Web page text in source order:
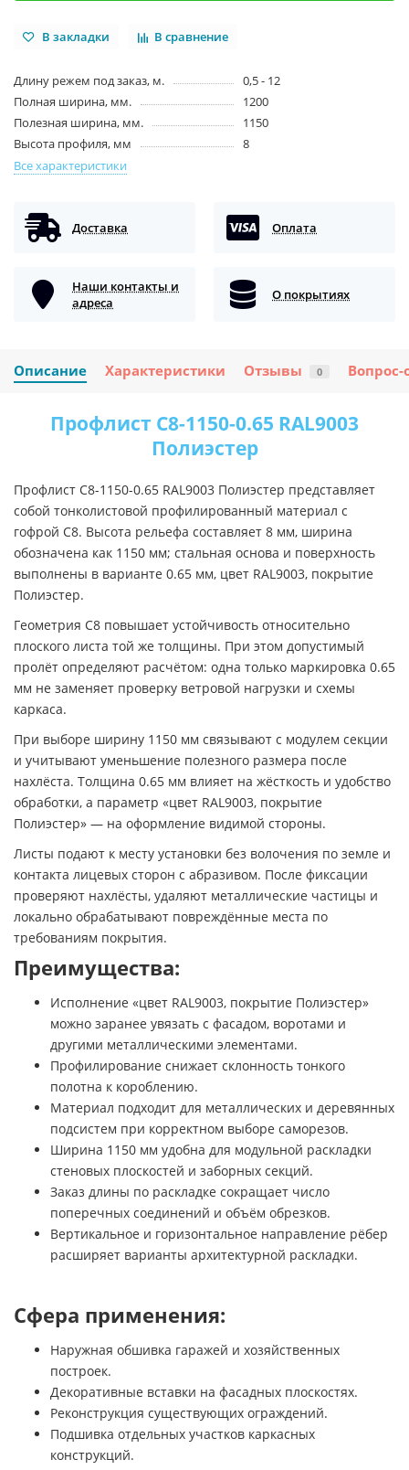
В закладки В сравнение
Длину режем под заказ, м.
0,5 - 12
Полная ширина, мм.
1200
Полезная ширина, мм.
1150
Высота профиля, мм
8
Все характеристики
Доставка Оплата
Наши контакты и
адреса
О покрытиях
Описание Характеристики Отзывы 0 Вопрос-
Профлист С8-1150-0.65 RAL9003
Полиэстер
Профлист С8-1150-0.65 RAL9003 Полиэстер представляет
собой тонколистовой профилированный материал с
гофрой С8. Высота рельефа составляет 8 мм, ширина
обозначена как 1150 мм; стальная основа и поверхность
выполнены в варианте 0.65 мм, цвет RAL9003, покрытие
Полиэстер.
Геометрия С8 повышает устойчивость относительно
плоского листа той же толщины. При этом допустимый
пролёт определяют расчётом: одна только маркировка 0.65
мм не заменяет проверку ветровой нагрузки и схемы
каркаса.
При выборе ширину 1150 мм связывают с модулем секции
и учитывают уменьшение полезного размера после
нахлёста. Толщина 0.65 мм влияет на жёсткость и удобство
обработки, а параметр «цвет RAL9003, покрытие
Полиэстер» — на оформление видимой стороны.
Листы подают к месту установки без волочения по земле и
контакта лицевых сторон с абразивом. После фиксации
проверяют нахлёсты, удаляют металлические частицы и
локально обрабатывают повреждённые места по
требованиям покрытия.
Преимущества:
Исполнение «цвет RAL9003, покрытие Полиэстер»
можно заранее увязать с фасадом, воротами и
другими металлическими элементами.
Профилирование снижает склонность тонкого
полотна к короблению.
Материал подходит для металлических и деревянных
подсистем при корректном выборе саморезов.
Ширина 1150 мм удобна для модульной раскладки
стеновых плоскостей и заборных секций.
Заказ длины по раскладке сокращает число
поперечных соединений и объём обрезков.
Вертикальное и горизонтальное направление рёбер
расширяет варианты архитектурной раскладки.
Сфера применения:
Наружная обшивка гаражей и хозяйственных
построек.
Декоративные вставки на фасадных плоскостях.
Реконструкция существующих ограждений.
Подшивка отдельных участков каркасных
конструкций.